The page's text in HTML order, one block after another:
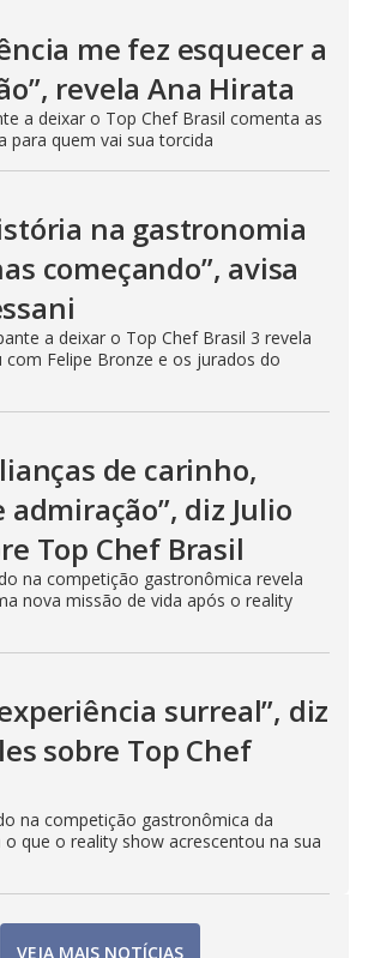
me fez esquecer a
revela Ana Hirata
a deixar o Top Chef Brasil comenta as
para quem vai sua torcida
na gastronomia
começando”, avisa
a deixar o Top Chef Brasil 3 revela
com Felipe Bronze e os jurados do
de carinho,
admiração”, diz Julio
Top Chef Brasil
na competição gastronômica revela
nova missão de vida após o reality
surreal”, diz
sobre Top Chef
na competição gastronômica da
o que o reality show acrescentou na sua
VEJA MAIS NOTÍCIAS